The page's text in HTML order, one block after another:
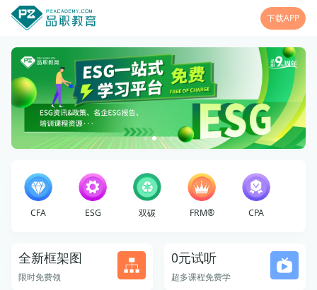
下载APP
CFA ESG 双碳 FRM® CPA
全新框架图
限时免费领
0元试听
超多课程免费学